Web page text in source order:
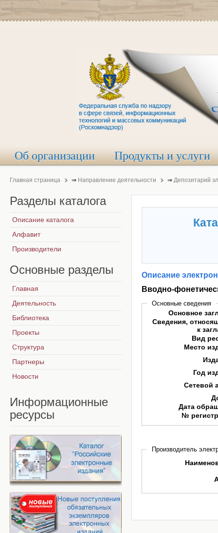
Об организации Продукты и услуги
Главная страница ⇒ Направление деятельности ⇒ Депозитарий
Описание
Вводно-
Основные сведения
Основное
Сведения,
к
Вид
Место
Год
Сетевой
Дата
№
Производитель
Разделы каталога
Описание каталога
Алфавит
Производители
Основные разделы
Главная
Деятельность
Библиотека
Проекты
Структура
Партнеры
Новости
Информационные
ресурсы